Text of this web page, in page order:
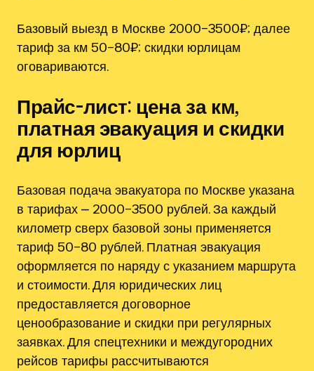
Базовый выезд в Москве 2000–3500₽; далее
тариф за км 50–80₽; скидки юрлицам
оговариваются.
Прайс-лист: цена за км,
платная эвакуация и скидки
для юрлиц
Базовая подача эвакуатора по Москве указана
в тарифах ⎼ 2000–3500 рублей. За каждый
километр сверх базовой зоны применяется
тариф 50–80 рублей. Платная эвакуация
оформляется по наряду с указанием маршрута
и стоимости. Для юридических лиц
предоставляется договорное
ценообразование и скидки при регулярных
заявках. Для спецтехники и междугородних
рейсов тарифы рассчитываются